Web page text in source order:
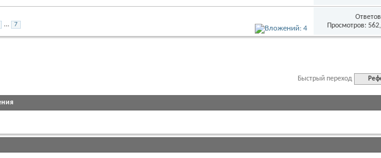
... 7
Просмотров:
Быстрый переход